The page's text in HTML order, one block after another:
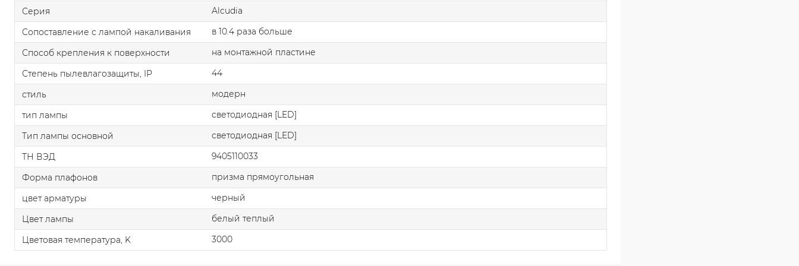
Серия
Alcudia
Сопоставление с лампой накаливания
в 10.4 раза больше
Способ крепления к поверхности
на монтажной пластине
Степень пылевлагозащиты, IP
44
стиль
модерн
тип лампы
светодиодная [LED]
Тип лампы основной
светодиодная [LED]
ТН ВЭД
9405110033
Форма плафонов
призма прямоугольная
цвет арматуры
черный
Цвет лампы
белый теплый
Цветовая температура, K
3000